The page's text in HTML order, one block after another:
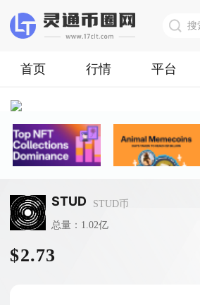
首页 行情 平台
STUD
STUD币
总量：1.02亿
$2.73